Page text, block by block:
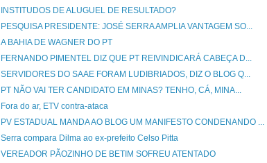
INSTITUDOS DE ALUGUEL DE RESULTADO?
PESQUISA PRESIDENTE: JOSÉ SERRA AMPLIA VANTAGEM SO...
A BAHIA DE WAGNER DO PT
FERNANDO PIMENTEL DIZ QUE PT REIVINDICARÁ CABEÇA D...
SERVIDORES DO SAAE FORAM LUDIBRIADOS, DIZ O BLOG Q...
PT NÃO VAI TER CANDIDATO EM MINAS? TENHO, CÁ, MINA...
Fora do ar, ETV contra-ataca
PV ESTADUAL MANDA AO BLOG UM MANIFESTO CONDENANDO ...
Serra compara Dilma ao ex-prefeito Celso Pitta
VEREADOR PÃOZINHO DE BETIM SOFREU ATENTADO